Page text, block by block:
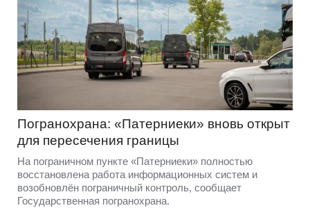
Погранохрана: «Патерниеки» вновь открыт
для пересечения границы
На пограничном пункте «Патерниеки» полностью
восстановлена работа информационных систем и
возобновлён пограничный контроль, сообщает
Государственная погранохрана.